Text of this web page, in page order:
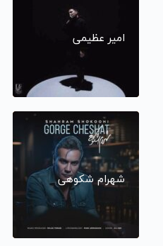
امیر عظیمی
شهرام شکوهی